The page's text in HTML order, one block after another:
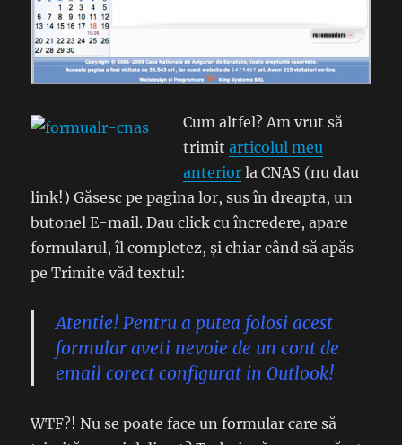
Cum altfel? Am vrut să
trimitarticolul meu
anterior la CNAS (nu dau
link!) Găsesc pe pagina lor, sus în dreapta, un
butonel E-mail. Dau click cu încredere, apare
formularul, îl completez, și chiar când să apăs
pe Trimite văd textul:
Atentie! Pentru a putea folosi acest
formular aveti nevoie de un cont de
email corect configurat in Outlook!
WTF?! Nu se poate face un formular care să